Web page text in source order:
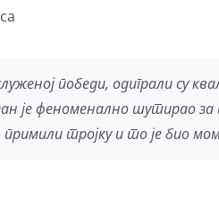
победи, одиграли су
је феноменално шутирао
тројку и то је био